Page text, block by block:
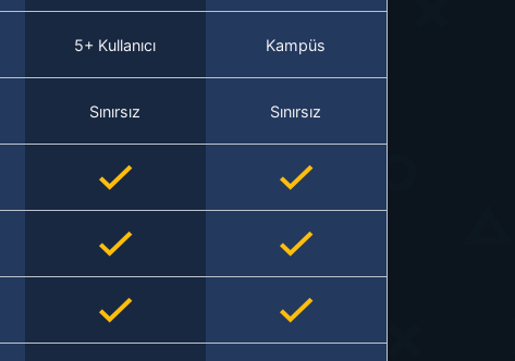
5+ Kullanıcı Kampüs
Sınırsız Sınırsız